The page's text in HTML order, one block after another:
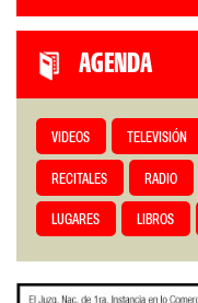
AGENDA
VIDEOS TELEVISIÓN
RECITALES RADIO
LUGARES LIBROS